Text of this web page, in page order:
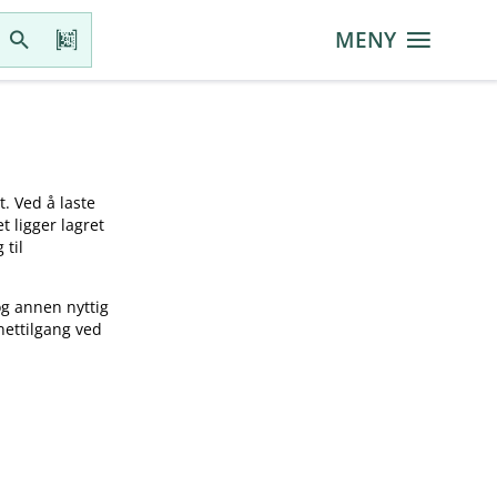
MENY
Ved å laste
ligger lagret
til
annen nyttig
ved